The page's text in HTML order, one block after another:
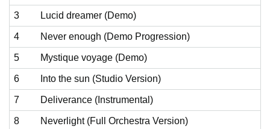
3 Lucid dreamer (Demo)
4 Never enough (Demo Progression)
5 Mystique voyage (Demo)
6 Into the sun (Studio Version)
7 Deliverance (Instrumental)
8 Neverlight (Full Orchestra Version)